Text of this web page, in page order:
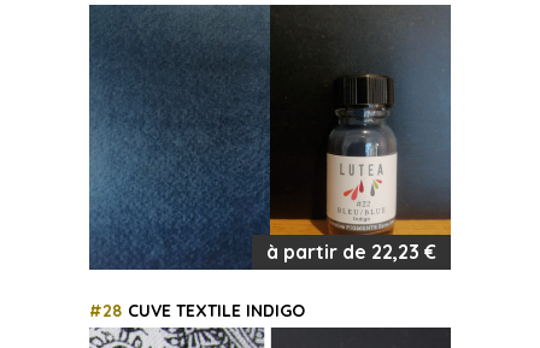
à partir de 22,23 €
#28 CUVE TEXTILE INDIGO